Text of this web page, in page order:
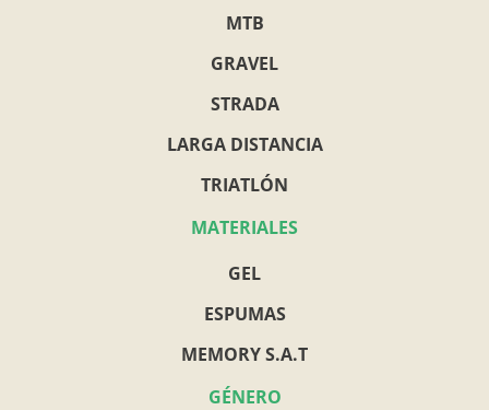
MTB
GRAVEL
STRADA
LARGA DISTANCIA
TRIATLÓN
MATERIALES
GEL
ESPUMAS
MEMORY S.A.T
GÉNERO